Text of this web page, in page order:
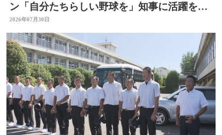
ン「自分たちらしい野球を」知事に活躍を誓
う
2026年07月30日